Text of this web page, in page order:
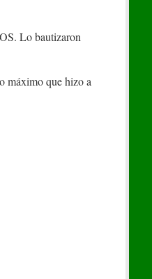
Lo bautizaron
máximo que hizo a